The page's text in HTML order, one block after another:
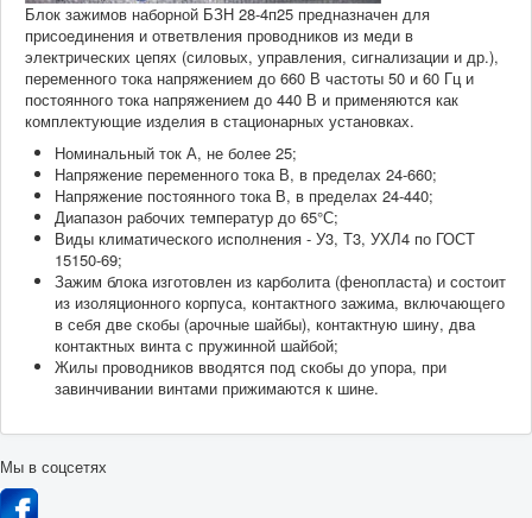
Блок зажимов наборной БЗН 28-4п25 предназначен для
присоединения и ответвления проводников из меди в
электрических цепях (силовых, управления, сигнализации и др.),
переменного тока напряжением до 660 В частоты 50 и 60 Гц и
постоянного тока напряжением до 440 В и применяются как
комплектующие изделия в стационарных установках.
Номинальный ток А, не более 25;
Напряжение переменного тока В, в пределах 24-660;
Напряжение постоянного тока В, в пределах 24-440;
Диапазон рабочих температур до 65°С;
Виды климатического исполнения - У3, Т3, УХЛ4 по ГОСТ
15150-69;
Зажим блока изготовлен из карболита (фенопласта) и состоит
из изоляционного корпуса, контактного зажима, включающего
в себя две скобы (арочные шайбы), контактную шину, два
контактных винта с пружинной шайбой;
Жилы проводников вводятся под скобы до упора, при
завинчивании винтами прижимаются к шине.
Мы в соцсетях